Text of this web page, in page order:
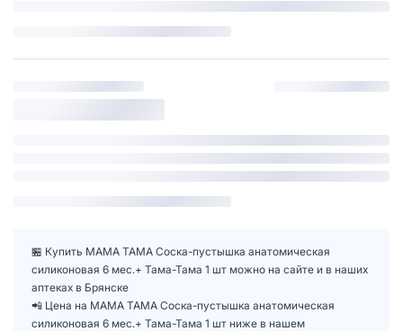
🏪 Купить МАМА ТАМА Соска-пустышка анатомическая
силиконовая 6 мес.+ Тама-Тама 1 шт можно на сайте и в наших
аптеках в Брянске
📲 Цена на МАМА ТАМА Соска-пустышка анатомическая
силиконовая 6 мес.+ Тама-Тама 1 шт ниже в нашем